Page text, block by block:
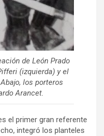
de León Prado
(izquierda) y el
los porteros
Arancet.
el primer gran referente
integró los planteles